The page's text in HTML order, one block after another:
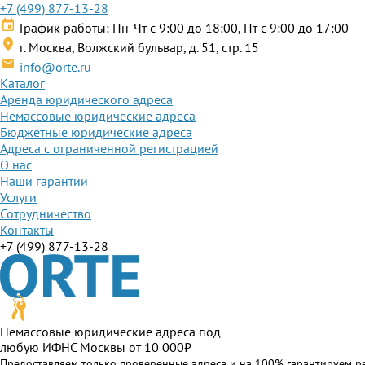
+7 (499) 877-13-28
График работы: Пн-Чт с 9:00 до 18:00, Пт с 9:00 до 17:00
г. Москва, Волжский бульвар, д. 51, стр. 15
info@orte.ru
Каталог
Аренда юридического адреса
Немассовые юридические адреса
Бюджетные юридические адреса
Адреса с ограниченной регистрацией
О нас
Наши гарантии
Услуги
Сотрудничество
Контакты
+7 (499) 877-13-28
Немассовые юридические адреса под
любую ИФНС Москвы от 10 000₽